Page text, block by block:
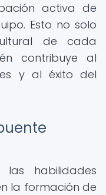
activa de
Esto no solo
de cada
contribuye al
y al éxito del
habilidades
la formación de